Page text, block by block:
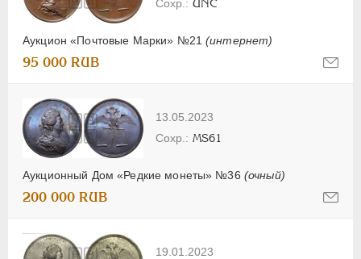
Аукцион «Почтовые Марки» №21(интернет)
UNC
95 000 RUB
13.05.2023
Аукционный Дом «Редкие монеты» №36 (очный)
MS61
200 000 RUB
19.01.2023